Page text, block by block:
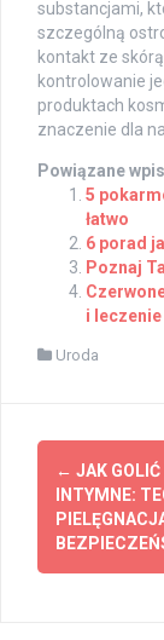
substancjami,
szczególną
kontakt ze
kontrolowanie
produktach
znaczenie dla
Powiązane
5
łatwo
6 porad
Poznaj
i leczenie
Uroda
Post
← JAK
INTYMNE:
PIELĘGNACJA